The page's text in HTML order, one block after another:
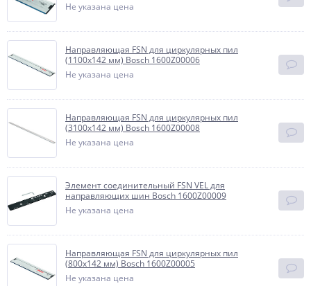
Не указана цена
Направляющая FSN для циркулярных пил
(1100х142 мм) Bosch 1600Z00006
Не указана цена
Направляющая FSN для циркулярных пил
(3100х142 мм) Bosch 1600Z00008
Не указана цена
Элемент соединительный FSN VEL для
направляющих шин Bosch 1600Z00009
Не указана цена
Направляющая FSN для циркулярных пил
(800х142 мм) Bosch 1600Z00005
Не указана цена